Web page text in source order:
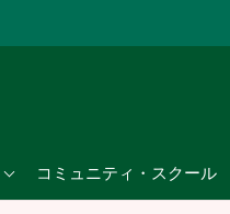
コミュニティ・スクール